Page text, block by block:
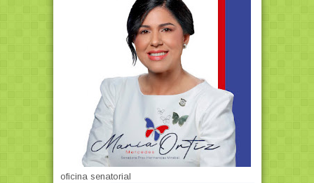
oficina senatorial